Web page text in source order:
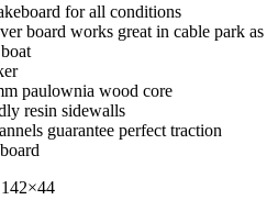
for all conditions
board works great in cable park as
paulownia wood core
resin sidewalls
guarantee perfect traction